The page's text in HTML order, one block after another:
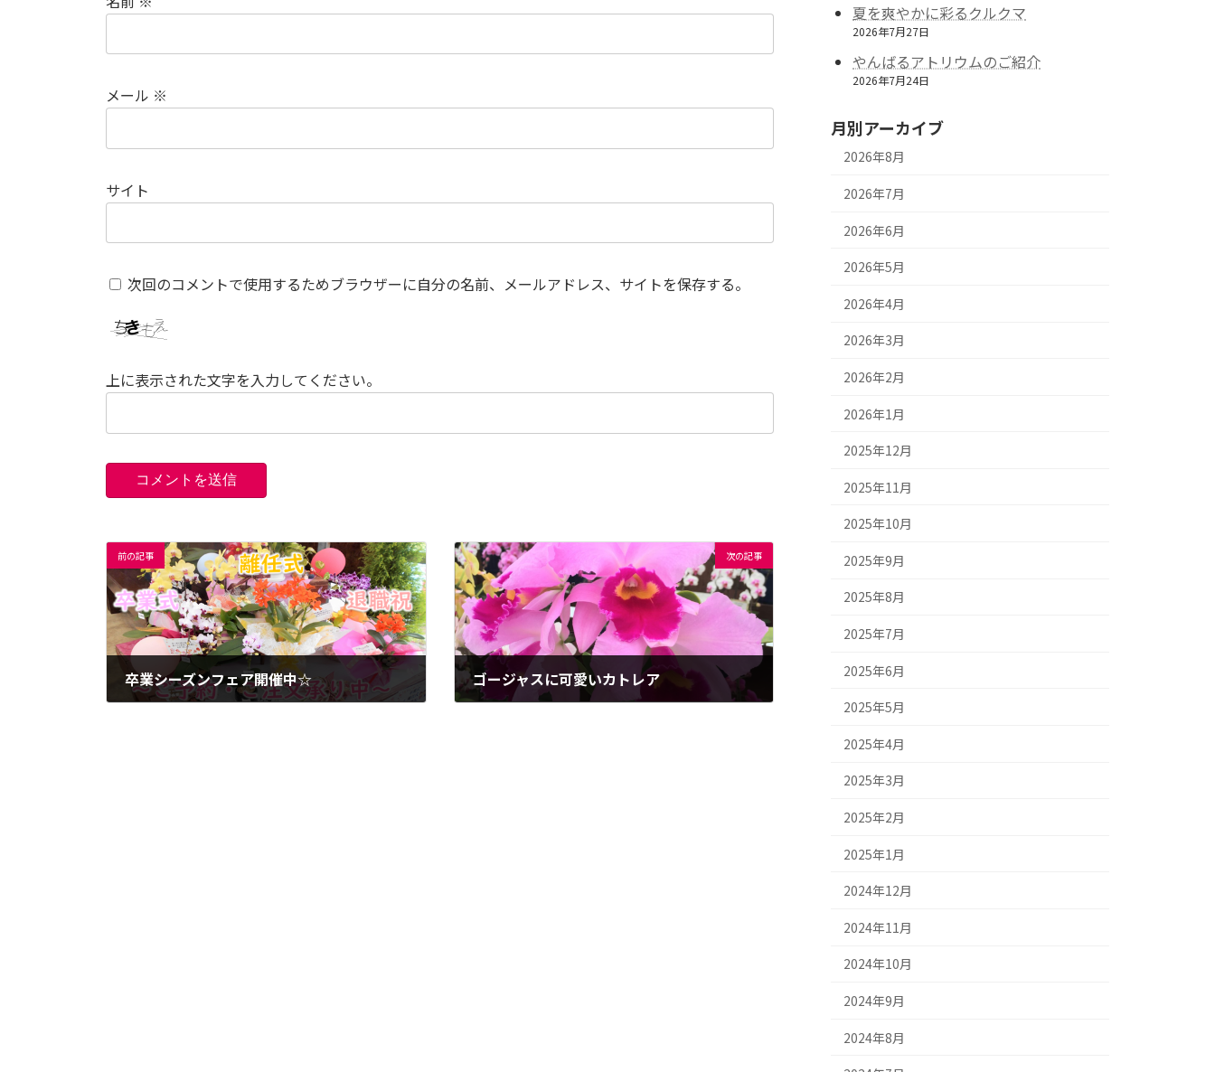
メール ※
サイト
次回のコメントで使用するためブラウザーに自分の名前、メールアドレス、サイトを保存する。
上に表示された文字を入力してください。
前の記事
卒業シーズンフェア開催中☆
次の記事
ゴージャスに可愛いカトレア
夏を爽やかに彩るクルクマ
2026年7月27日
やんばるアトリウムのご紹介
2026年7月24日
月別アーカイブ
2026年8月
2026年7月
2026年6月
2026年5月
2026年4月
2026年3月
2026年2月
2026年1月
2025年12月
2025年11月
2025年10月
2025年9月
2025年8月
2025年7月
2025年6月
2025年5月
2025年4月
2025年3月
2025年2月
2025年1月
2024年12月
2024年11月
2024年10月
2024年9月
2024年8月